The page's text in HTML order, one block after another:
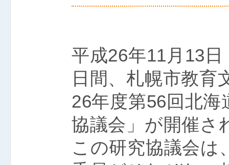
平成26年11月13
日間、札幌市教育
26年度第56回北
協議会」が開催さ
この研究協議会は